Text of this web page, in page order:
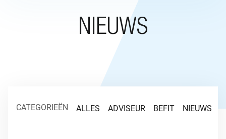
NIEUWS
CATEGORIEËN ALLES ADVISEUR BEFIT NIEUWS